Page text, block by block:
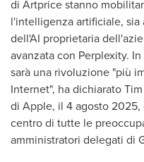
di Artprice stanno
l'intelligenza artificiale,
dell'AI proprietaria
avanzata con Perplexity.
sarà una rivoluzione "più
Internet", ha dichiarato
di Apple, il 4 agosto 2025,
centro di tutte le
amministratori delegati di